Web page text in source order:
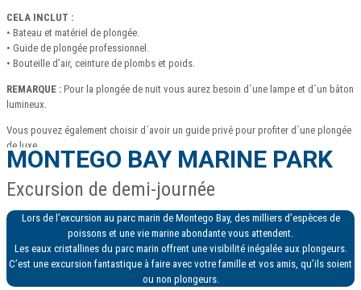
CELA INCLUT :
• Bateau et matériel de plongée.
• Guide de plongée professionnel.
• Bouteille d’air, ceinture de plombs et poids.
REMARQUE : Pour la plongée de nuit vous aurez besoin d´une lampe et d´un bâton
lumineux.
Vous pouvez également choisir d´avoir un guide privé pour profiter d´une plongée
de luxe.
MONTEGO BAY MARINE PARK
Excursion de demi-journée
Lors de l’excursion au parc marin de Montego Bay, des milliers d’espèces de
poissons et une vie marine abondante vous attendent.
Les eaux cristallines du parc marin offrent une visibilité inégalée aux plongeurs.
C’est une excursion fantastique à faire avec votre famille et vos amis, qu’ils soient
ou non plongeurs.